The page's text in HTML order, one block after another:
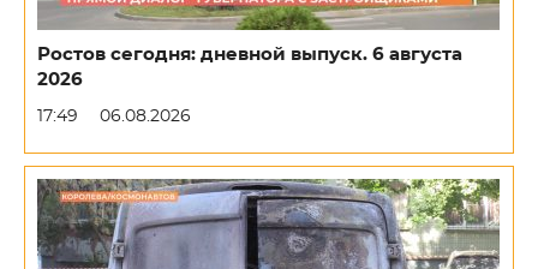
Ростов сегодня: дневной выпуск. 6 августа
2026
17:49 06.08.2026